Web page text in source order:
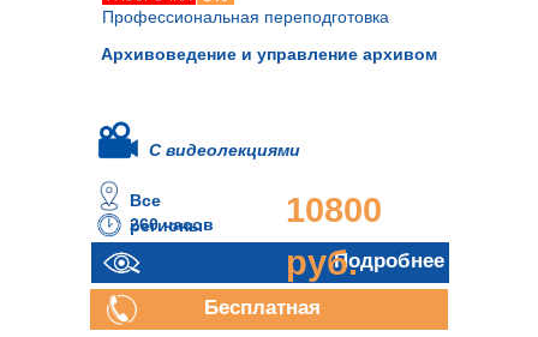
Бесплатная
Подробнее
Профессиональная переподготовка
Все
регионы
10800
руб.
260 часов
Архивоведение и управление архивом
С видеолекциями